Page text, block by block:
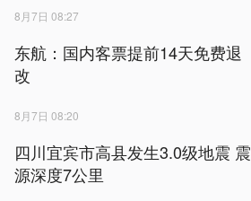
8月7日 08:27
东航：国内客票提前14天免费退
改
8月7日 08:20
四川宜宾市高县发生3.0级地震 震
源深度7公里